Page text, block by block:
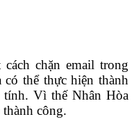
chặn email trong
thể thực hiện thành
tính. Vì thế Nhân Hòa
công.